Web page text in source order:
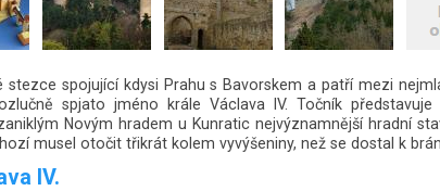
spojující kdysi Prahu s Bavorskem a patří mezi
spjato jméno krále Václava IV. Točník
Novým hradem u Kunratic nejvýznamnější hradní
musel otočit třikrát kolem vyvýšeniny, než se dostal k
IV.